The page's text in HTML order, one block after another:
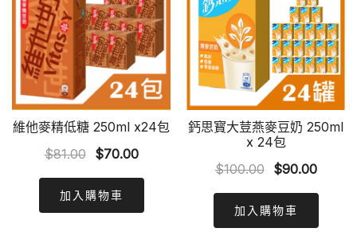
維他麥精低糖 250ml x24包
$81.00
Original
was:
$81.00.
$70.00Current
$70.00.
加入購物車
鈣思寳大荳燕麥豆奶 250ml
x 24包
$100.00
Original
was:
$100.00.
$90.00
加入購物車